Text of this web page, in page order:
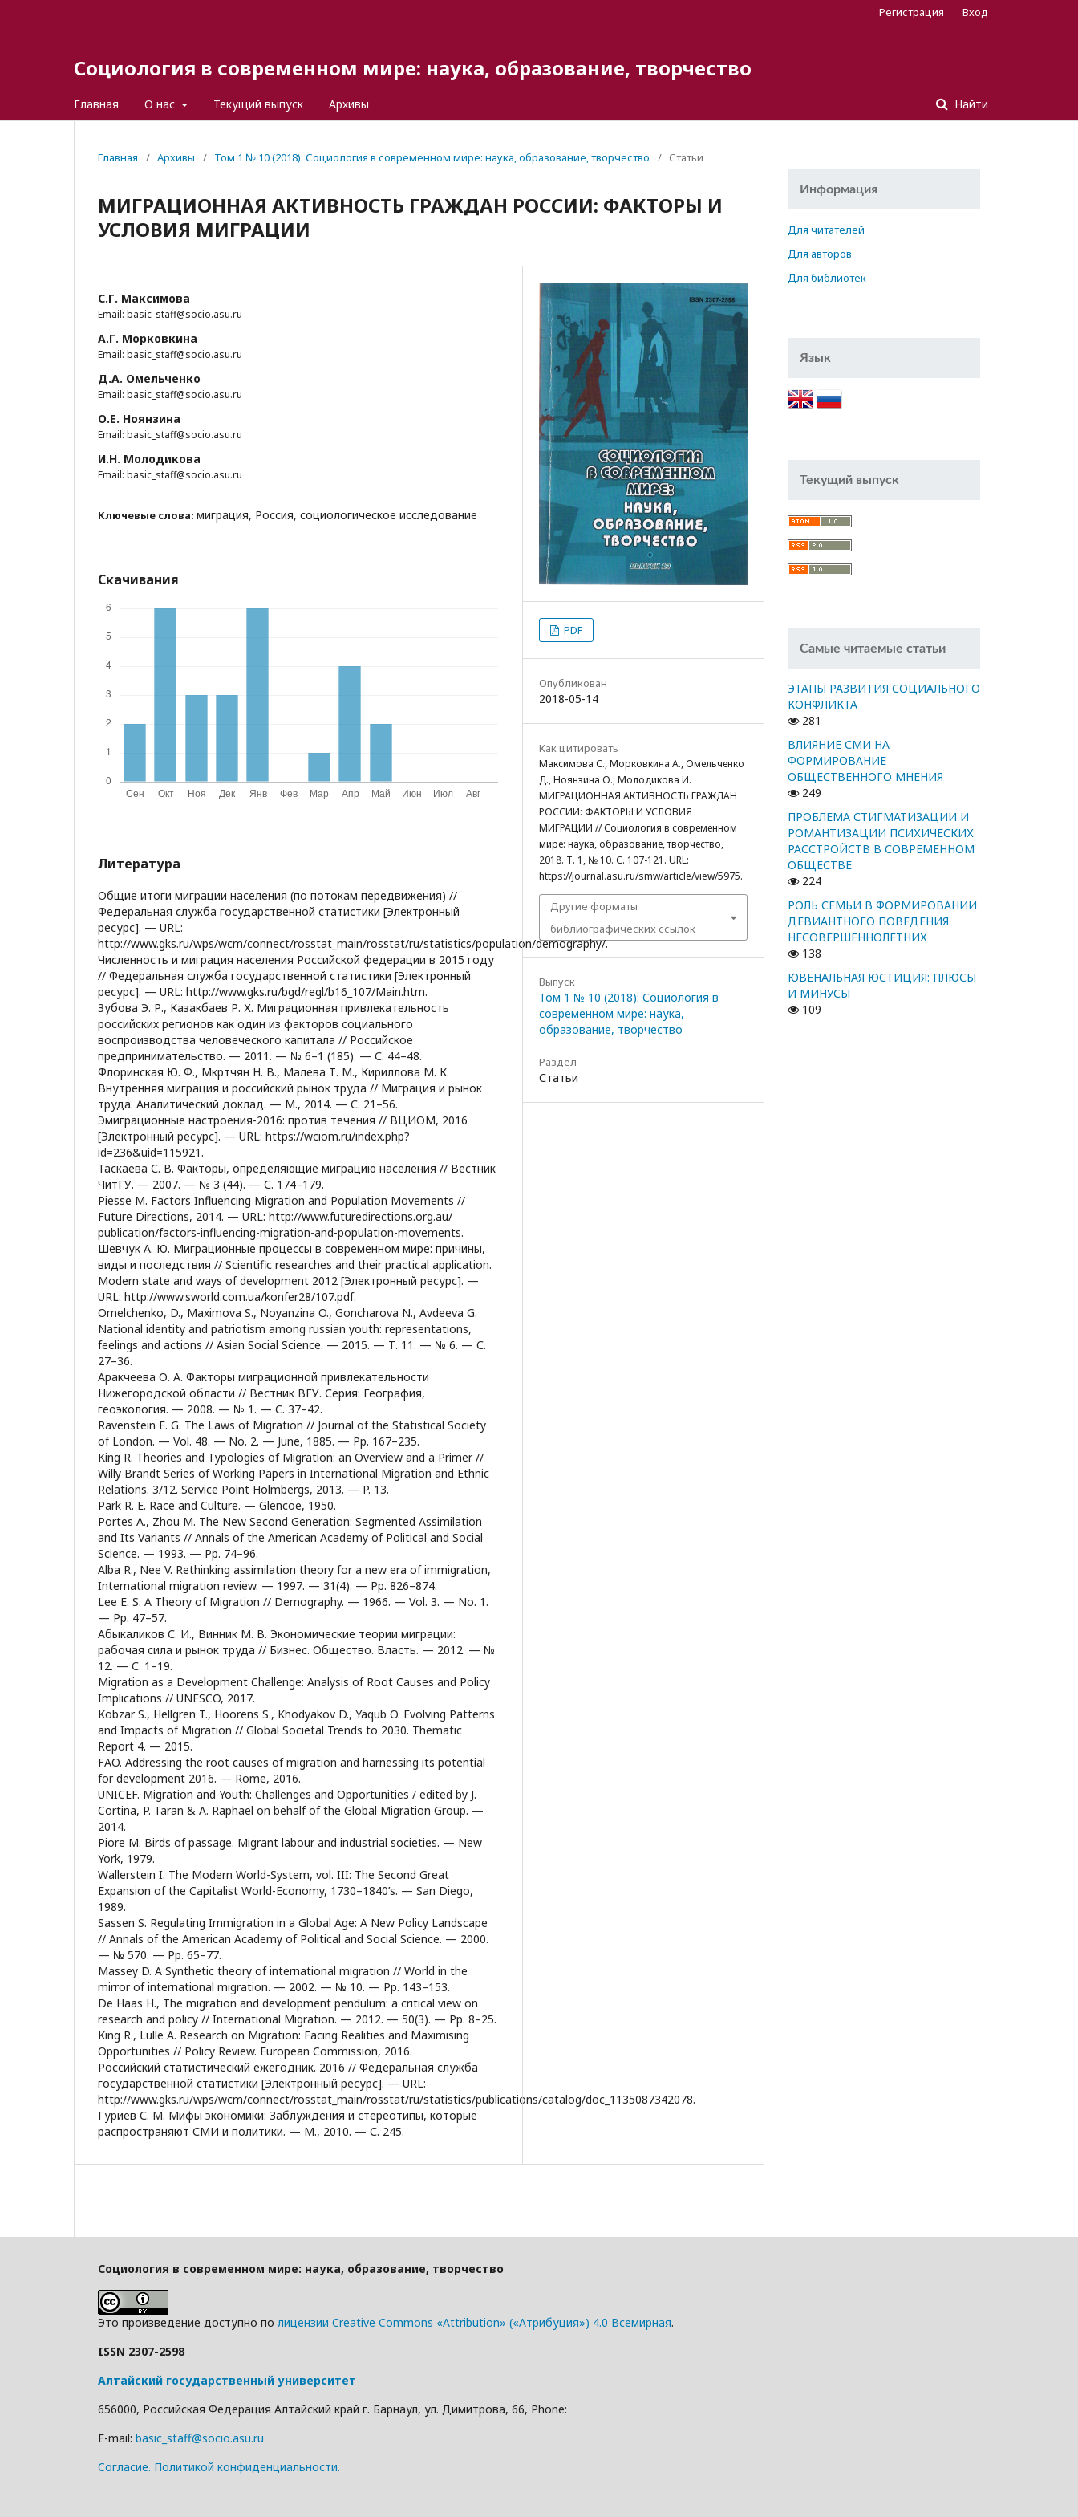
Социология в современном мире: наука, образование, творчество
Главная О нас Текущий выпуск Архивы Найти
Регистрация Вход
Главная / Архивы / Том 1 № 10 (2018): Социология в современном мире: наука, образование, творчество / Статьи
МИГРАЦИОННАЯ АКТИВНОСТЬ ГРАЖДАН РОССИИ: ФАКТОРЫ И
УСЛОВИЯ МИГРАЦИИ
С.Г. Максимова
Email: basic_staff@socio.asu.ru
А.Г. Морковкина
Email: basic_staff@socio.asu.ru
Д.А. Омельченко
Email: basic_staff@socio.asu.ru
О.Е. Ноянзина
Email: basic_staff@socio.asu.ru
И.Н. Молодикова
Email: basic_staff@socio.asu.ru
Ключевые слова: миграция, Россия, социологическое исследование
Скачивания
Литература
Общие итоги миграции населения (по потокам передвижения) //
Федеральная служба государственной статистики [Электронный
ресурс]. — URL:
http://www.gks.ru/wps/wcm/connect/rosstat_main/rosstat/ru/statistics/population/demography/.
Численность и миграция населения Российской федерации в 2015 году
// Федеральная служба государственной статистики [Электронный
ресурс]. — URL: http://www.gks.ru/bgd/regl/b16_107/Main.htm.
Зубова Э. Р., Казакбаев Р. Х. Миграционная привлекательность
российских регионов как один из факторов социального
воспроизводства человеческого капитала // Российское
предпринимательство. — 2011. — № 6–1 (185). — С. 44–48.
Флоринская Ю. Ф., Мкртчян Н. В., Малева Т. М., Кириллова М. К.
Внутренняя миграция и российский рынок труда // Миграция и рынок
труда. Аналитический доклад. — М., 2014. — С. 21–56.
Эмиграционные настроения-2016: против течения // ВЦИОМ, 2016
[Электронный ресурс]. — URL: https://wciom.ru/index.php?
id=236&uid=115921.
Таскаева С. В. Факторы, определяющие миграцию населения // Вестник
ЧитГУ. — 2007. — № 3 (44). — С. 174–179.
Piesse M. Factors Influencing Migration and Population Movements //
Future Directions, 2014. — URL: http://www.futuredirections.org.au/
publication/factors-influencing-migration-and-population-movements.
Шевчук А. Ю. Миграционные процессы в современном мире: причины,
виды и последствия // Scientific researches and their practical application.
Modern state and ways of development 2012 [Электронный ресурс]. —
URL: http://www.sworld.com.ua/konfer28/107.pdf.
Omelchenko, D., Maximova S., Noyanzina O., Goncharova N., Avdeeva G.
National identity and patriotism among russian youth: representations,
feelings and actions // Asian Social Science. — 2015. — Т. 11. — № 6. — С.
27–36.
Аракчеева О. А. Факторы миграционной привлекательности
Нижегородской области // Вестник ВГУ. Серия: География,
геоэкология. — 2008. — № 1. — С. 37–42.
Ravenstein E. G. The Laws of Migration // Journal of the Statistical Society
of London. — Vol. 48. — No. 2. — June, 1885. — Pp. 167–235.
King R. Theories and Typologies of Migration: an Overview and a Primer //
Willy Brandt Series of Working Papers in International Migration and Ethnic
Relations. 3/12. Service Point Holmbergs, 2013. — P. 13.
Park R. E. Race and Culture. — Glencoe, 1950.
Portes A., Zhou M. The New Second Generation: Segmented Assimilation
and Its Variants // Annals of the American Academy of Political and Social
Science. — 1993. — Pp. 74–96.
Alba R., Nee V. Rethinking assimilation theory for a new era of immigration,
International migration review. — 1997. — 31(4). — Pp. 826–874.
Lee E. S. A Theory of Migration // Demography. — 1966. — Vol. 3. — No. 1.
— Pp. 47–57.
Абыкаликов С. И., Винник М. В. Экономические теории миграции:
рабочая сила и рынок труда // Бизнес. Общество. Власть. — 2012. — №
12. — С. 1–19.
Migration as a Development Challenge: Analysis of Root Causes and Policy
Implications // UNESCO, 2017.
Kobzar S., Hellgren T., Hoorens S., Khodyakov D., Yaqub O. Evolving Patterns
and Impacts of Migration // Global Societal Trends to 2030. Thematic
Report 4. — 2015.
FAO. Addressing the root causes of migration and harnessing its potential
for development 2016. — Rome, 2016.
UNICEF. Migration and Youth: Challenges and Opportunities / еdited by J.
Cortina, P. Taran & A. Raphael on behalf of the Global Migration Group. —
2014.
Piore M. Birds of passage. Migrant labour and industrial societies. — New
York, 1979.
Wallerstein I. The Modern World-System, vol. III: The Second Great
Expansion of the Capitalist World-Economy, 1730–1840’s. — San Diego,
1989.
Sassen S. Regulating Immigration in a Global Age: A New Policy Landscape
// Annals of the American Academy of Political and Social Science. — 2000.
— № 570. — Pр. 65–77.
Massey D. A Synthetic theory of international migration // World in the
mirror of international migration. — 2002. — № 10. — Pр. 143–153.
De Haas H., The migration and development pendulum: a critical view on
research and policy // International Migration. — 2012. — 50(3). — Pр. 8–25.
King R., Lulle A. Research on Migration: Facing Realities and Maximising
Opportunities // Policy Review. European Commission, 2016.
Российский статистический ежегодник. 2016 // Федеральная служба
государственной статистики [Электронный ресурс]. — URL:
http://www.gks.ru/wps/wcm/connect/rosstat_main/rosstat/ru/statistics/publications/catalog/doc_1135087342078.
Гуриев С. М. Мифы экономики: Заблуждения и стереотипы, которые
распространяют СМИ и политики. — М., 2010. — С. 245.
PDF
Опубликован
2018-05-14
Как цитировать
Максимова С., Морковкина А., Омельченко
Д., Ноянзина О., Молодикова И.
МИГРАЦИОННАЯ АКТИВНОСТЬ ГРАЖДАН
РОССИИ: ФАКТОРЫ И УСЛОВИЯ
МИГРАЦИИ // Социология в современном
мире: наука, образование, творчество,
2018. Т. 1, № 10. С. 107-121. URL:
https://journal.asu.ru/smw/article/view/5975.
Другие форматы
библиографических ссылок
Выпуск
Том 1 № 10 (2018): Социология в
современном мире: наука,
образование, творчество
Раздел
Статьи
Информация
Для читателей
Для авторов
Для библиотек
Язык
Текущий выпуск
Самые читаемые статьи
ЭТАПЫ РАЗВИТИЯ СОЦИАЛЬНОГО
КОНФЛИКТА
281
ВЛИЯНИЕ СМИ НА
ФОРМИРОВАНИЕ
ОБЩЕСТВЕННОГО МНЕНИЯ
249
ПРОБЛЕМА СТИГМАТИЗАЦИИ И
РОМАНТИЗАЦИИ ПСИХИЧЕСКИХ
РАССТРОЙСТВ В СОВРЕМЕННОМ
ОБЩЕСТВЕ
224
РОЛЬ СЕМЬИ В ФОРМИРОВАНИИ
ДЕВИАНТНОГО ПОВЕДЕНИЯ
НЕСОВЕРШЕННОЛЕТНИХ
138
ЮВЕНАЛЬНАЯ ЮСТИЦИЯ: ПЛЮСЫ
И МИНУСЫ
109
Социология в современном мире: наука, образование, творчество
Это произведение доступно по лицензии Creative Commons «Attribution» («Атрибуция») 4.0 Всемирная.
ISSN 2307-2598
Алтайский государственный университет
656000, Российская Федерация Алтайский край г. Барнаул, ул. Димитрова, 66, Phone:
E-mail: basic_staff@socio.asu.ru
Cогласие. Политикой конфиденциальности.